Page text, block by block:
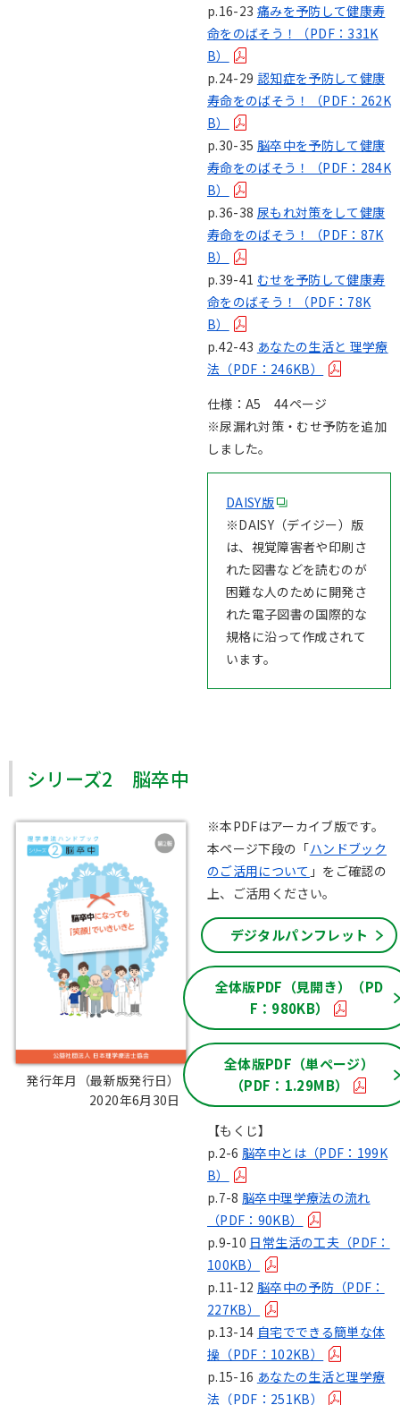
p.16-23 痛みを予防して健康寿
命をのばそう！（PDF：331K
B）
p.24-29 認知症を予防して健康
寿命をのばそう！（PDF：262K
B）
p.30-35 脳卒中を予防して健康
寿命をのばそう！（PDF：284K
B）
p.36-38 尿もれ対策をして健康
寿命をのばそう！（PDF：87K
B）
p.39-41 むせを予防して健康寿
命をのばそう！（PDF：78K
B）
p.42-43 あなたの生活と 理学療
法（PDF：246KB）
仕様：A5 44ページ
※尿漏れ対策・むせ予防を追加
しました。
DAISY版
※DAISY（デイジー）版
は、視覚障害者や印刷さ
れた図書などを読むのが
困難な人のために開発さ
れた電子図書の国際的な
規格に沿って作成されて
います。
シリーズ2 脳卒中
発行年月（最新版発行日）：
2020年6月30日
※本PDFはアーカイブ版です。
本ページ下段の「ハンドブック
のご活用について 」をご確認の
上、ご活用ください。
デジタルパンフレット
全体版PDF（見開き）（PD
F：980KB）
全体版PDF（単ページ）
（PDF：1.29MB）
【もくじ】
p.2-6 脳卒中とは（PDF：199K
B）
p.7-8 脳卒中理学療法の流れ
（PDF：90KB）
p.9-10 日常生活の工夫（PDF：
100KB）
p.11-12 脳卒中の予防（PDF：
227KB）
p.13-14 自宅でできる簡単な体
操（PDF：102KB）
p.15-16 あなたの生活と理学療
法（PDF：251KB）